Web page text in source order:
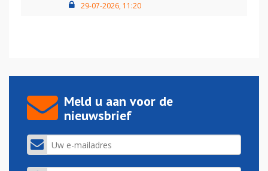
29-07-2026, 11:20
Meld u aan voor de
nieuwsbrief